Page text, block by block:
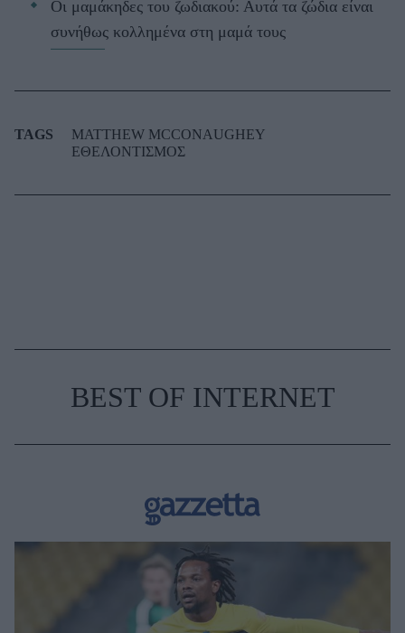
Οι μαμάκηδες του ζωδιακού: Αυτά τα ζώδια είναι
συνήθως κολλημένα στη μαμά τους
TAGS
MATTHEW MCCONAUGHEY
ΕΘΕΛΟΝΤΙΣΜΟΣ
BEST OF INTERNET